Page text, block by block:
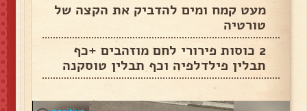
מעט קמח ומים להדביק את הקצה של
טורטיה
2 כוסות פירורי לחם מוזהבים +כף
תבלין פילדלפיה וכף תבלין טוסקנה